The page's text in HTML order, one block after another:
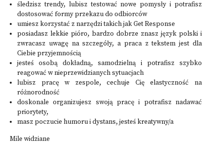
śledzisz trendy, lubisz testować nowe pomysły i potrafisz
dostosować formy przekazu do odbiorców
umiesz korzystać z narzędzi takich jak Get Response
posiadasz lekkie pióro, bardzo dobrze znasz język polski i
zwracasz uwagę na szczegóły, a praca z tekstem jest dla
Ciebie przyjemnością
jesteś osobą dokładną, samodzielną i potrafisz szybko
reagować w nieprzewidzianych sytuacjach
lubisz pracę w zespole, cechuje Cię elastyczność na
różnorodność
doskonale organizujesz swoją pracę i potrafisz nadawać
priorytety,
masz poczucie humoru i dystans, jesteś kreatywny/a
Mile widziane